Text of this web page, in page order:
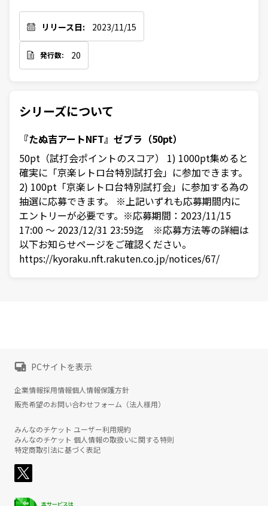
リリース日: 2023/11/15
発行数: 20
シリーズについて
『たぬ吉アートNFT』ゼブラ（50pt）
50pt（試打会ポイントのスコア） 1) 1000pt集めると
確実に「京楽レトロ台特別試打会」に参加できます。
2) 100pt「京楽レトロ台特別試打会」に参加する為の
抽選に応募できます。 ※上記いずれも応募期間内に
エントリーが必要です。※応募期間：2023/11/15
17:00 ～ 2023/12/31 23:59迄 ※応募方法等の詳細は
以下お知らせページをご確認ください。
https://kyoraku.nft.rakuten.co.jp/notices/67/
PCサイトを表示
企業情報採用情報個人情報保護方針
販売希望のお問い合わせフォーム（法人様用）
みんなのチケット ユーザー利用規約
みんなのチケット 個人情報の取扱いに関する特則
特定商取引法に基づく表記